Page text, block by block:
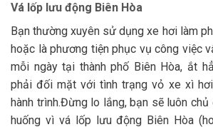
Vá lốp lưu động Biên Hòa
Bạn thường xuyên sử dụng xe hơi làm
hoặc là phương tiện phục vụ công việc
mỗi ngày tại thành phố Biên Hòa, ắt
phải đối mặt với tình trạng vỏ xe xì
hành trình.Đừng lo lắng, bạn sẽ luôn
huống vì vá lốp lưu động Biên Hòa